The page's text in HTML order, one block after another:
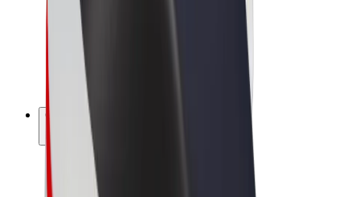
Bolt Drive
Bolt for Business
Bicicletas
Bolt Plus
Ganhe com a Bolt
Motoristas
Ganhos de motorista